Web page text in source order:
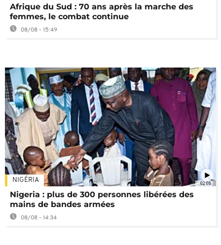
Afrique du Sud : 70 ans après la marche des
femmes, le combat continue
08/08 - 15:49
02:08
NIGÉRIA
Nigeria : plus de 300 personnes libérées des
mains de bandes armées
08/08 - 14:34